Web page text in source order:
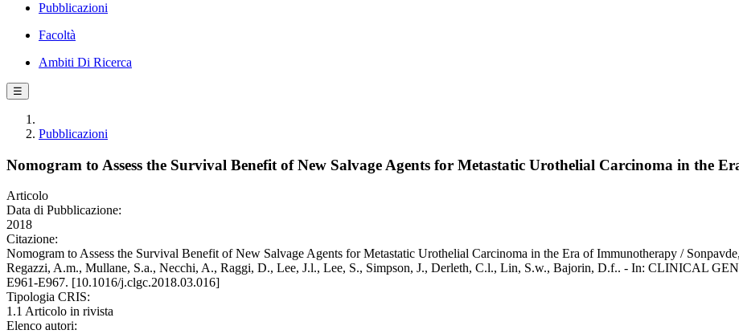
Pubblicazioni
Facoltà
Ambiti Di Ricerca
☰
Pubblicazioni
Nomogram to Assess the Survival Benefit of New Salvage Agents for Metastatic Urothelial Carcinoma in the
Articolo
Data di Pubblicazione:
2018
Citazione:
Nomogram to Assess the Survival Benefit of New Salvage Agents for Metastatic Urothelial Carcinoma in the Era of Immunotherapy /
Regazzi, A.m., Mullane, S.a., Necchi, A., Raggi, D., Lee, J.l., Lee, S., Simpson, J., Derleth, C.l., Lin, S.w., Bajorin, D.f.. - In: CLINICAL
E961-E967. [10.1016/j.clgc.2018.03.016]
Tipologia CRIS:
1.1 Articolo in rivista
Elenco autori: